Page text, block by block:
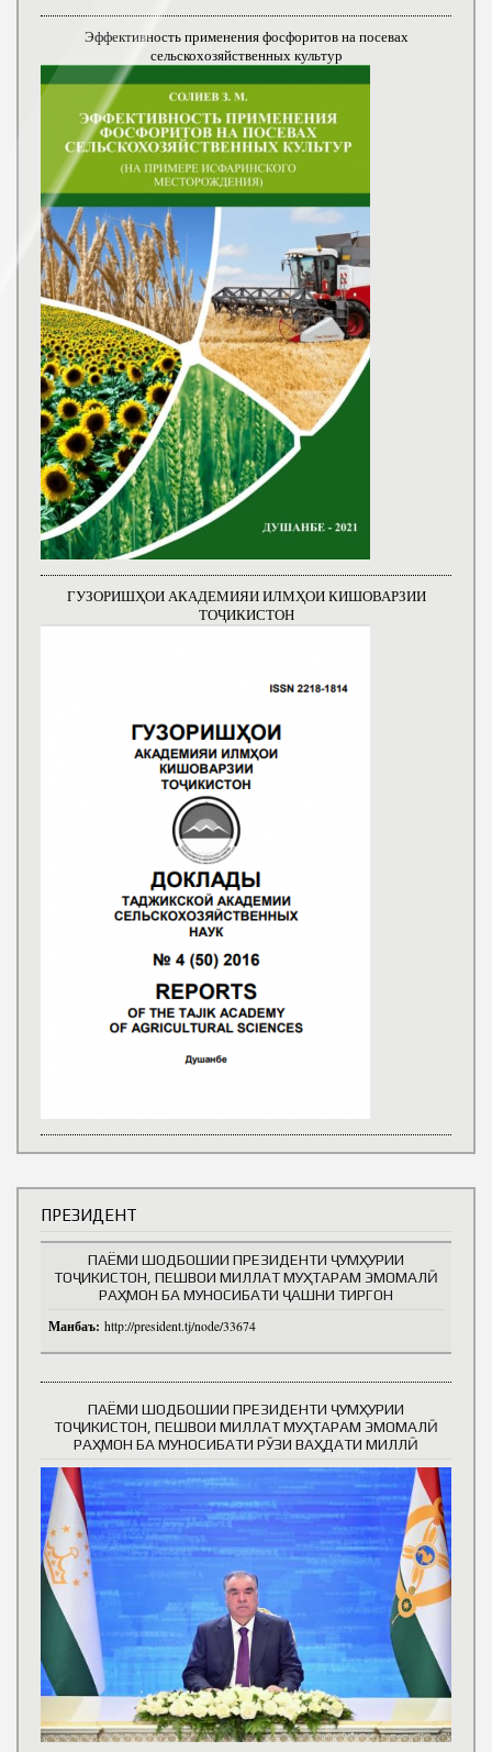
Эффективность применения фосфоритов на посевах
сельскохозяйственных культур
ГУЗОРИШҲОИ АКАДЕМИЯИ ИЛМҲОИ КИШОВАРЗИИ
ТОҶИКИСТОН
ПРЕЗИДЕНТ
ПАЁМИ ШОДБОШИИ ПРЕЗИДЕНТИ ҶУМҲУРИИ
ТОҶИКИСТОН, ПЕШВОИ МИЛЛАТ МУҲТАРАМ ЭМОМАЛӢ
РАҲМОН БА МУНОСИБАТИ ҶАШНИ ТИРГОН
Манбаъ: http://president.tj/node/33674
ПАЁМИ ШОДБОШИИ ПРЕЗИДЕНТИ ҶУМҲУРИИ
ТОҶИКИСТОН, ПЕШВОИ МИЛЛАТ МУҲТАРАМ ЭМОМАЛӢ
РАҲМОН БА МУНОСИБАТИ РӮЗИ ВАҲДАТИ МИЛЛӢ